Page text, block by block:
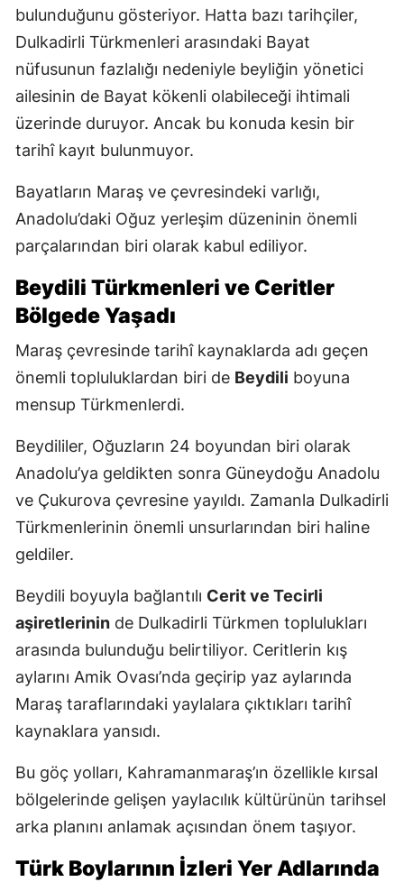
bulunduğunu gösteriyor. Hatta bazı tarihçiler,
Dulkadirli Türkmenleri arasındaki Bayat
nüfusunun fazlalığı nedeniyle beyliğin yönetici
ailesinin de Bayat kökenli olabileceği ihtimali
üzerinde duruyor. Ancak bu konuda kesin bir
tarihî kayıt bulunmuyor.
Bayatların Maraş ve çevresindeki varlığı,
Anadolu’daki Oğuz yerleşim düzeninin önemli
parçalarından biri olarak kabul ediliyor.
Beydili Türkmenleri ve Ceritler
Bölgede Yaşadı
Maraş çevresinde tarihî kaynaklarda adı geçen
önemli topluluklardan biri de Beydili boyuna
mensup Türkmenlerdi.
Beydililer, Oğuzların 24 boyundan biri olarak
Anadolu’ya geldikten sonra Güneydoğu Anadolu
ve Çukurova çevresine yayıldı. Zamanla Dulkadirli
Türkmenlerinin önemli unsurlarından biri haline
geldiler.
Beydili boyuyla bağlantılı Cerit ve Tecirli
aşiretlerinin de Dulkadirli Türkmen toplulukları
arasında bulunduğu belirtiliyor. Ceritlerin kış
aylarını Amik Ovası’nda geçirip yaz aylarında
Maraş taraflarındaki yaylalara çıktıkları tarihî
kaynaklara yansıdı.
Bu göç yolları, Kahramanmaraş’ın özellikle kırsal
bölgelerinde gelişen yaylacılık kültürünün tarihsel
arka planını anlamak açısından önem taşıyor.
Türk Boylarının İzleri Yer Adlarında